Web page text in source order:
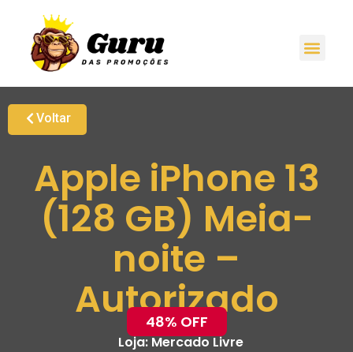
Voltar
Apple iPhone 13
(128 GB) Meia-
noite –
Autorizado
48% OFF
Loja:Mercado Livre